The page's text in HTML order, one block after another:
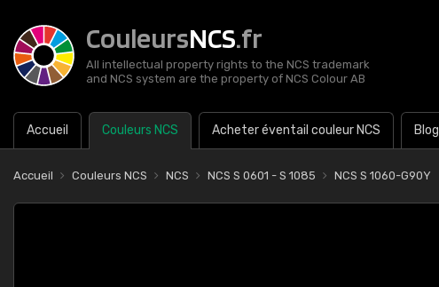
CouleursNCS.fr
All intellectual property rights to the NCS trademark
and NCS system are the property of NCS Colour AB
Accueil Couleurs NCS Acheter éventail couleur NCS Blog
Accueil Couleurs NCS NCS NCS S 0601 - S 1085 NCS S 1060-G90Y